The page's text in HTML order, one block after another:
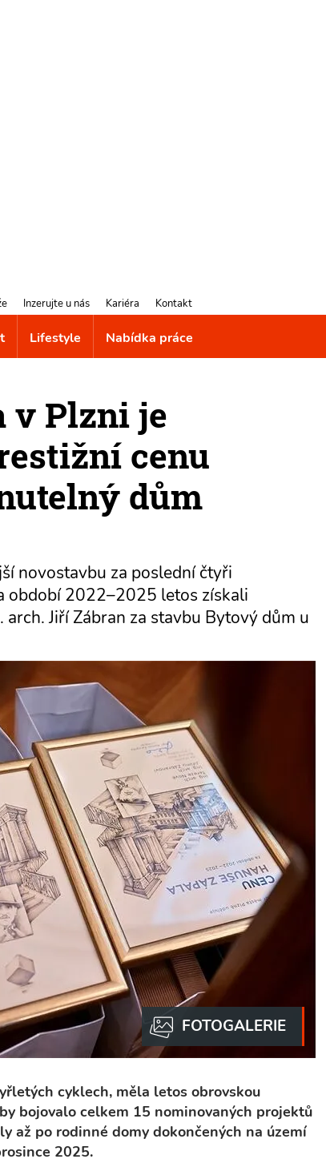
Inzerujte u nás Kariéra Kontakt
Lifestyle Nabídka práce
v Plzni je
cenu
dům
novostavbu za poslední čtyři
období 2022–2025 letos získali
Jiří Zábran za stavbu Bytový dům u
cyklech, měla letos obrovskou
bojovalo celkem 15 nominovaných projektů
až po rodinné domy dokončených na území
2025.